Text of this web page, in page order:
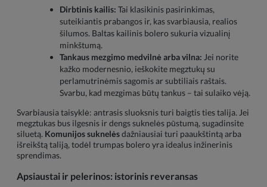
Dirbtinis kailis: Tai klasikinis pasirinkimas,
suteikiantis prabangos ir, kas svarbiausia, realios
šilumos. Baltas kailinis bolero sukuria vizualinį
minkštumą.
Tankaus mezgimo medvilnė arba vilna: Jei norite
kažko modernesnio, ieškokite megztukų su
perlamutrinėmis sagomis ar subtiliais raštais.
Svarbu, kad mezgimas būtų tankus – tai sulaiko vėją.
Svarbiausia taisyklė: antrasis sluoksnis turi baigtis ties talija. Jei
megztukas bus ilgesnis ir dengs suknelės pūstumą, sugadinsite
siluetą. Komunijos suknelėsdažniausiai turi paaukštintą arba
išreikštą taliją, todėl trumpas bolero yra idealus inžinerinis
sprendimas.
Apsiaustai ir pelerinos: istorinis reveransas